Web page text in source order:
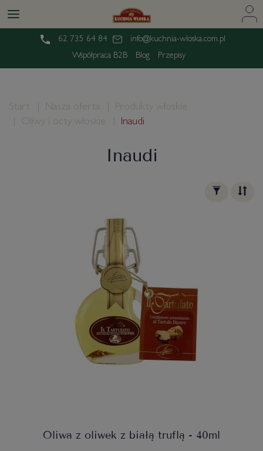
62 735 64 84
info@kuchnia-wloska.com.pl
Współpraca B2B
Blog Przepisy
Start Nasza oferta
Produkty włoskie
Oliwy i octy włoskie
Inaudi
Inaudi
Oliwa z oliwek z białą truflą - 40ml